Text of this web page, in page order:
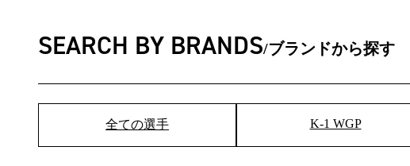
SEARCH BY BRANDS ブランドから探す
全ての選手 K-1 WGP